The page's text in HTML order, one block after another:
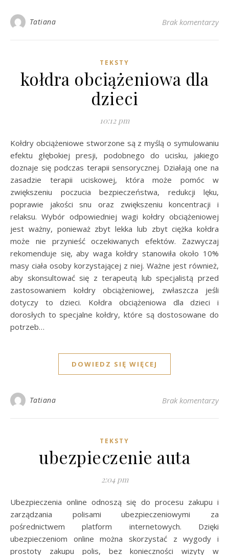
Tatiana Brak komentarzy
TEKSTY
kołdra obciążeniowa dla
dzieci
10:12 pm
Kołdry obciążeniowe stworzone są z myślą o symulowaniu
efektu głębokiej presji, podobnego do ucisku, jakiego
doznaje się podczas terapii sensorycznej. Działają one na
zasadzie terapii uciskowej, która może pomóc w
zwiększeniu poczucia bezpieczeństwa, redukcji lęku,
poprawie jakości snu oraz zwiększeniu koncentracji i
relaksu. Wybór odpowiedniej wagi kołdry obciążeniowej
jest ważny, ponieważ zbyt lekka lub zbyt ciężka kołdra
może nie przynieść oczekiwanych efektów. Zazwyczaj
rekomenduje się, aby waga kołdry stanowiła około 10%
masy ciała osoby korzystającej z niej. Ważne jest również,
aby skonsultować się z terapeutą lub specjalistą przed
zastosowaniem kołdry obciążeniowej, zwłaszcza jeśli
dotyczy to dzieci. Kołdra obciążeniowa dla dzieci i
dorosłych to specjalne kołdry, które są dostosowane do
potrzeb…
DOWIEDZ SIĘ WIĘCEJ
Tatiana Brak komentarzy
TEKSTY
ubezpieczenie auta
2:04 pm
Ubezpieczenia online odnoszą się do procesu zakupu i
zarządzania polisami ubezpieczeniowymi za
pośrednictwem platform internetowych. Dzięki
ubezpieczeniom online można skorzystać z wygody i
prostoty zakupu polis, bez konieczności wizyty w